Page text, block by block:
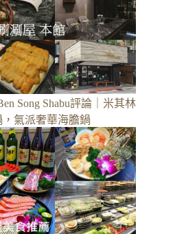
Song Shabu評論｜米其林
氣派奢華海膽鍋